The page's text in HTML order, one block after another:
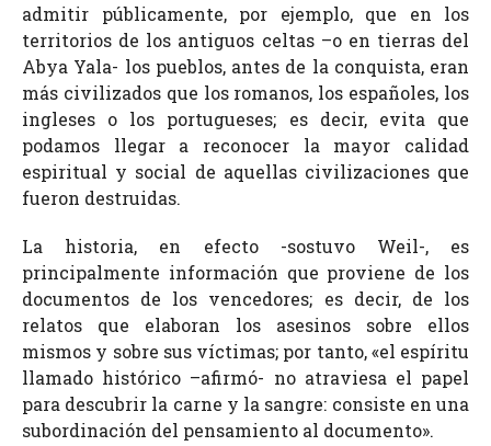
admitir públicamente, por ejemplo, que en los
territorios de los antiguos celtas –o en tierras del
Abya Yala- los pueblos, antes de la conquista, eran
más civilizados que los romanos, los españoles, los
ingleses o los portugueses; es decir, evita que
podamos llegar a reconocer la mayor calidad
espiritual y social de aquellas civilizaciones que
fueron destruidas.
La historia, en efecto -sostuvo Weil-, es
principalmente información que proviene de los
documentos de los vencedores; es decir, de los
relatos que elaboran los asesinos sobre ellos
mismos y sobre sus víctimas; por tanto, «el espíritu
llamado histórico –afirmó- no atraviesa el papel
para descubrir la carne y la sangre: consiste en una
subordinación del pensamiento al documento».